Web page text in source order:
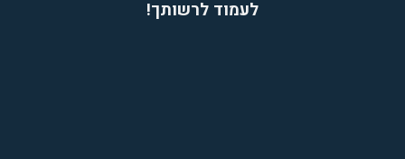
לעמוד לרשותך!